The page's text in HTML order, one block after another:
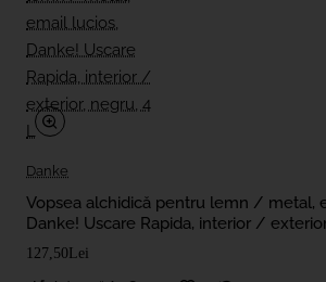
Danke
Vopsea alchidică pentru lemn / metal,
Danke! Uscare Rapida, interior /
127,50Lei